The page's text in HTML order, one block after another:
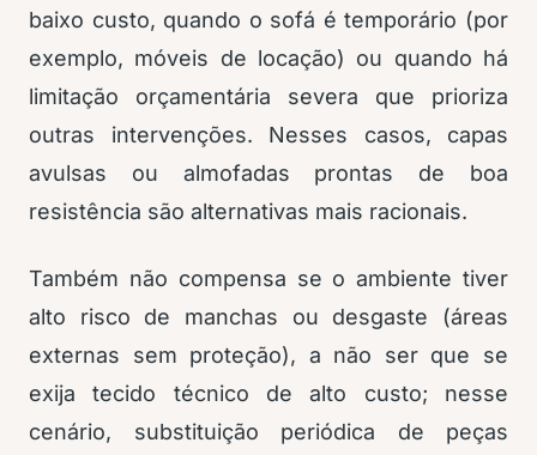
baixo custo, quando o sofá é temporário (por
exemplo, móveis de locação) ou quando há
limitação orçamentária severa que prioriza
outras intervenções. Nesses casos, capas
avulsas ou almofadas prontas de boa
resistência são alternativas mais racionais.
Também não compensa se o ambiente tiver
alto risco de manchas ou desgaste (áreas
externas sem proteção), a não ser que se
exija tecido técnico de alto custo; nesse
cenário, substituição periódica de peças